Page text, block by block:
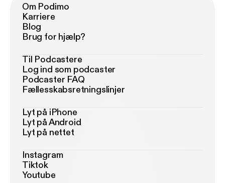
Om Podimo
Karriere
Blog
Brug for hjælp?
Til Podcastere
Log ind som podcaster
Podcaster FAQ
Fællesskabsretningslinjer
Lyt på iPhone
Lyt på Android
Lyt på nettet
Instagram
Tiktok
Youtube